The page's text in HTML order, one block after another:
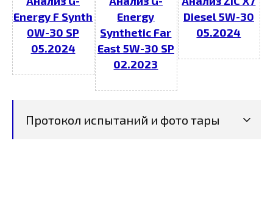
Energy F Synth
0W-30 SP
05.2024
Energy
Synthetic Far
East 5W-30 SP
02.2023
Diesel 5W-30
05.2024
Протокол испытаний и фото тары